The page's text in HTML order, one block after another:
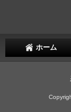
ホーム